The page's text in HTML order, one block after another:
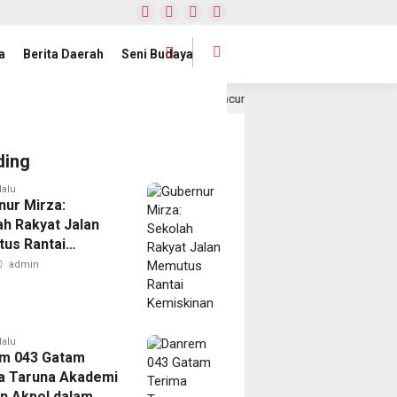
Berita Daerah Seni Budaya
Satelit Lampung-1 Resmi Diluncurkan, Provinsi Lampung Buka Babak Baru
Mirza:
Rakyat Jalan
Rantai
admin
043 Gatam
Taruna Akademi